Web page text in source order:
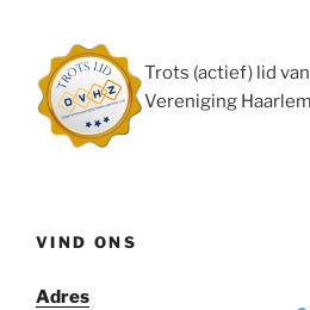
Trots (actief) lid
Vereniging
VIND ONS
Adres